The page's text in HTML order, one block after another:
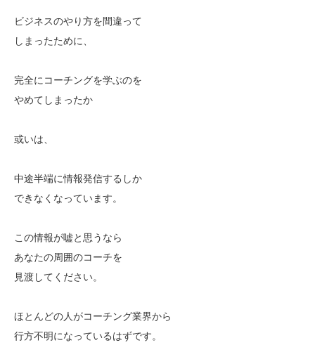
ビジネスのやり方を間違って
しまったために、
完全にコーチングを学ぶのを
やめてしまったか
或いは、
中途半端に情報発信するしか
できなくなっています。
この情報が嘘と思うなら
あなたの周囲のコーチを
見渡してください。
ほとんどの人がコーチング業界から
行方不明になっているはずです。